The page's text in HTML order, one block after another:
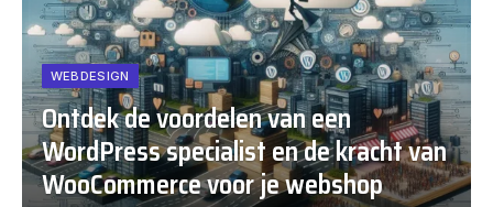
WEBDESIGN
Ontdek de voordelen van een
WordPress specialist en de kracht van
WooCommerce voor je webshop